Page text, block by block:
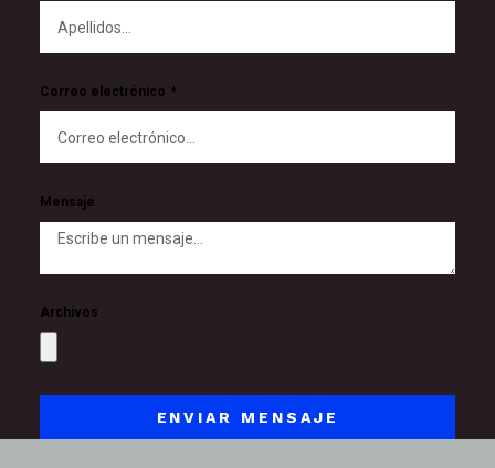
Correo electrónico
Mensaje
Archivos
ENVIAR MENSAJE